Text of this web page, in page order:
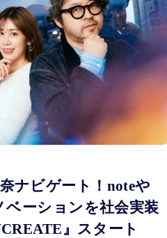
ナビゲート！noteや
ーションを社会実装
』スタート